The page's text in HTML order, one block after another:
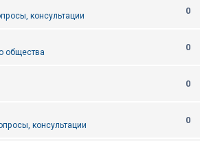
консультации 0
общества 0
0
консультации 0